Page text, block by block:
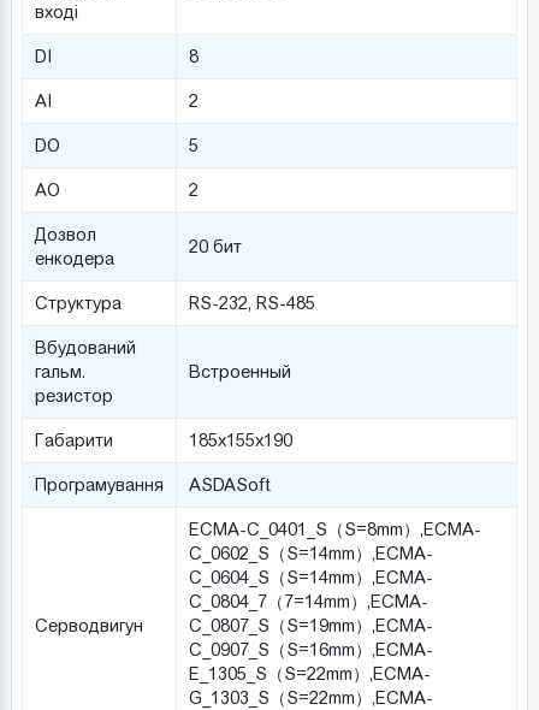
вході
DI 8
AI 2
DO 5
AO 2
Дозвол
енкодера
20 бит
Структура RS-232, RS-485
Вбудований
гальм.
резистор
Встроенный
Габарити 185x155x190
Програмування ASDASoft
Серводвигун
ECMA-C_0401_S（S=8mm）,ECMA-
C_0602_S（S=14mm）,ECMA-
C_0604_S（S=14mm）,ECMA-
C_0804_7（7=14mm）,ECMA-
C_0807_S（S=19mm）,ECMA-
C_0907_S（S=16mm）,ECMA-
E_1305_S（S=22mm）,ECMA-
G_1303_S（S=22mm）,ECMA-